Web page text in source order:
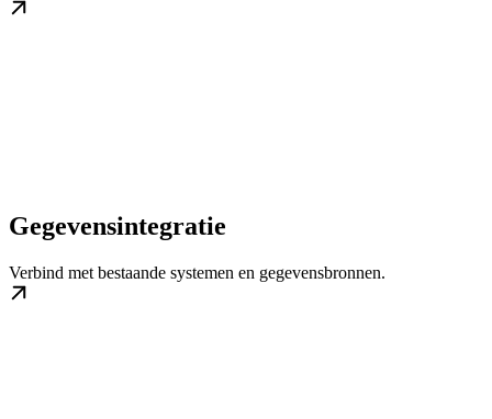
Gegevensintegratie
Verbind met bestaande systemen en gegevensbronnen.